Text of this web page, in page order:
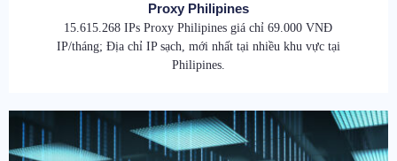
Proxy Philipines
15.615.268 IPs Proxy Philipines giá chỉ 69.000 VNĐ
IP/tháng; Địa chỉ IP sạch, mới nhất tại nhiều khu vực tại
Philipines.